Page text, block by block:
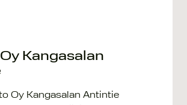
Kangasalan
Oy Kangasalan Antintie